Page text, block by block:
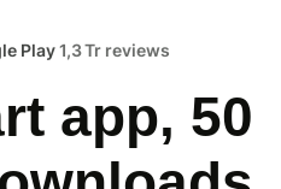
Play1,3 Tr reviews
app, 50